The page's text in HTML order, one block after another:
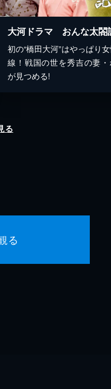
初の“橋田大河”はやっぱり
線！戦国の世を秀吉の妻
が見つめる!
る
る